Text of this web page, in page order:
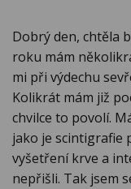
Dobrý den, chtěla
roku mám
mi při výdechu
Kolikrát mám již
chvilce to povolí.
jako je scintigrafie
vyšetření krve a
nepřišli. Tak jsem